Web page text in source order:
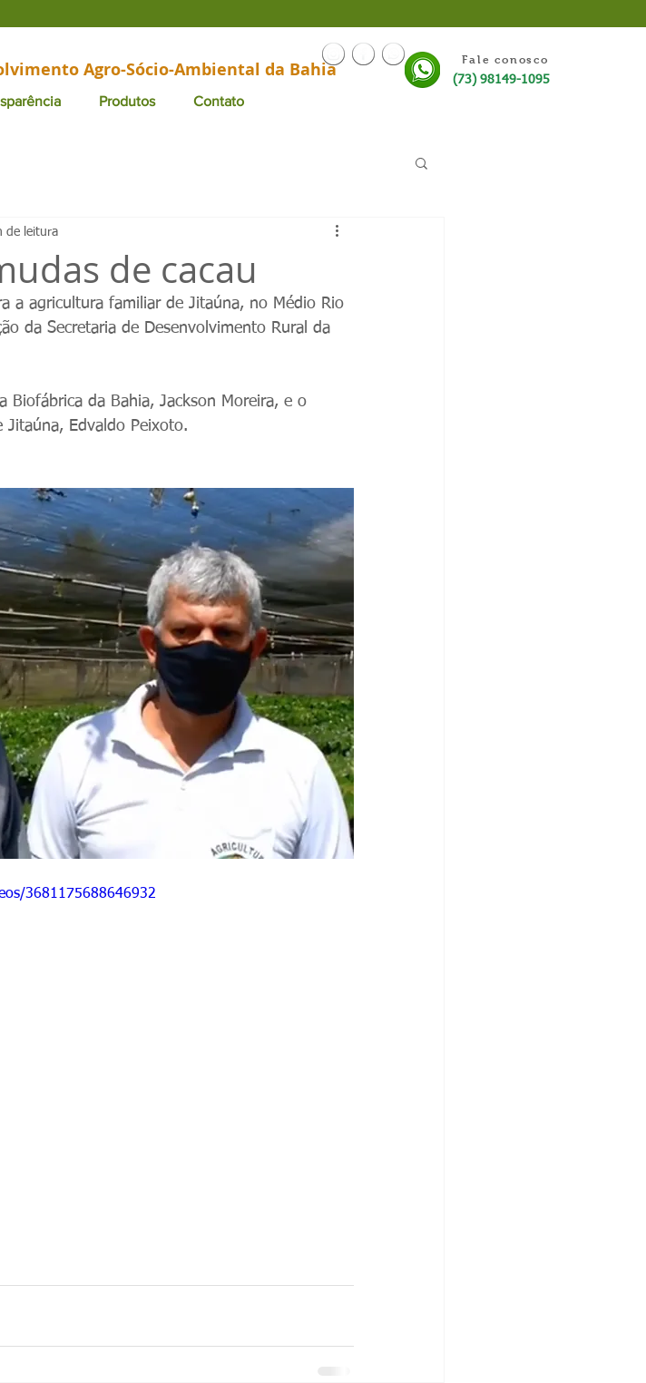
Fale conosco
(73) 98149-1095
Agro-Sócio-Ambiental da Bahia
Produtos Contato
de cacau
de leitura
a agricultura familiar de Jitaúna, no Médio Rio
da Secretaria de Desenvolvimento Rural da
da Bahia, Jackson Moreira, e o
Edvaldo Peixoto.
3681175688646932